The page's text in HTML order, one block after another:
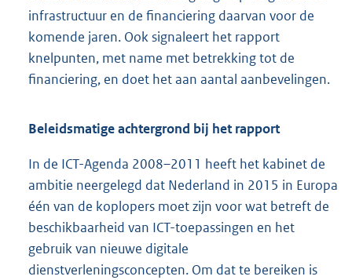
infrastructuur en de financiering daarvan voor de
komende jaren. Ook signaleert het rapport
knelpunten, met name met betrekking tot de
financiering, en doet het aan aantal aanbevelingen.
Beleidsmatige achtergrond bij het rapport
In de ICT-Agenda 2008–2011 heeft het kabinet de
ambitie neergelegd dat Nederland in 2015 in Europa
één van de koplopers moet zijn voor wat betreft de
beschikbaarheid van ICT-toepassingen en het
gebruik van nieuwe digitale
dienstverleningsconcepten. Om dat te bereiken is